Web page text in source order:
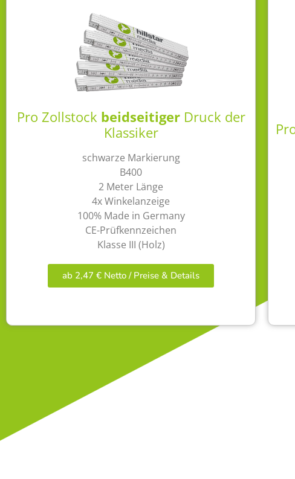
Pro Zollstock beidseitiger Druck der
Klassiker
schwarze Markierung
B400
2 Meter Länge
4x Winkelanzeige
100% Made in Germany
CE-Prüfkennzeichen
Klasse III (Holz)
ab 2,47 € Netto / Preise & Details